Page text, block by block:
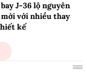
J-36 lộ nguyên
với nhiều thay
kế